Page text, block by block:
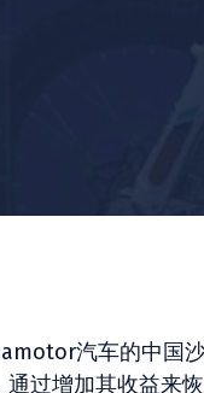
汽车的中国
通过增加其收益来